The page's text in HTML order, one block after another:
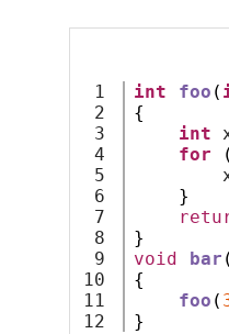
1
2
3
4
5
6
7
8
9
10
11
int foo (
{
int
for
(
}
}
void
bar
{
foo (
}